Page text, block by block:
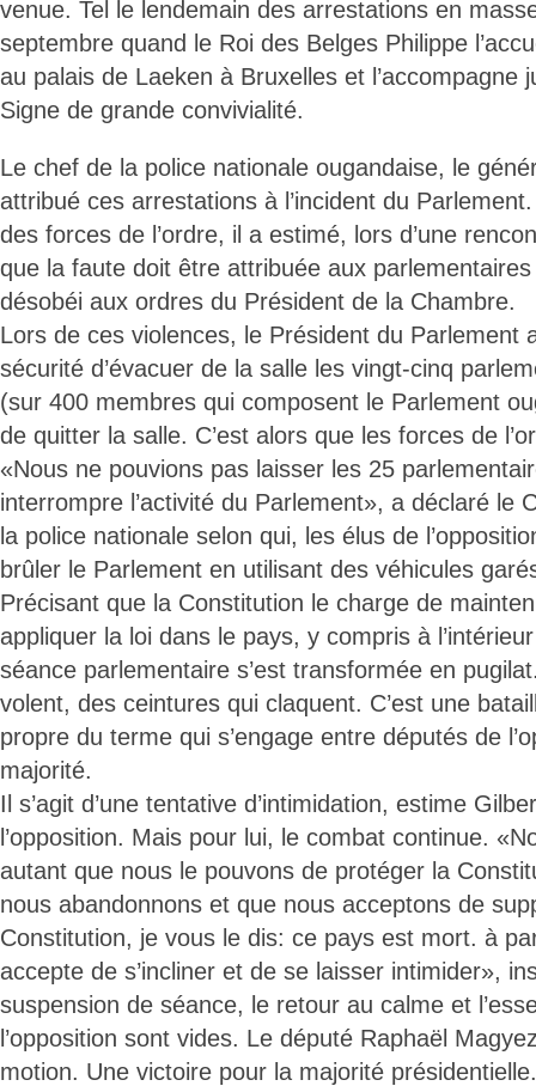
venue. Tel le lendemain des arrestations en
septembre quand le Roi des Belges Philippe
au palais de Laeken à Bruxelles et l’accompagne
Signe de grande convivialité.
Le chef de la police nationale ougandaise, le
attribué ces arrestations à l’incident du
des forces de l’ordre, il a estimé, lors d’une
que la faute doit être attribuée aux
désobéi aux ordres du Président de la Chambre.
Lors de ces violences, le Président du Parlement
sécurité d’évacuer de la salle les vingt-cinq
(sur 400 membres qui composent le Parlement
de quitter la salle. C’est alors que les forces de
«Nous ne pouvions pas laisser les 25
interrompre l’activité du Parlement», a déclaré le
la police nationale selon qui, les élus de
brûler le Parlement en utilisant des véhicules
Précisant que la Constitution le charge de
appliquer la loi dans le pays, y compris à
séance parlementaire s’est transformée en
volent, des ceintures qui claquent. C’est une
propre du terme qui s’engage entre députés de
majorité.
Il s’agit d’une tentative d’intimidation, estime
l’opposition. Mais pour lui, le combat continue.
autant que nous le pouvons de protéger la
nous abandonnons et que nous acceptons de
Constitution, je vous le dis: ce pays est mort. à
accepte de s’incliner et de se laisser intimider»,
suspension de séance, le retour au calme et
l’opposition sont vides. Le député Raphaël
motion. Une victoire pour la majorité